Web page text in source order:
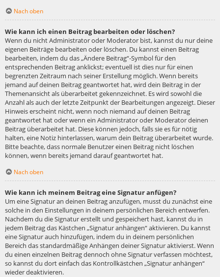
Nach oben
Wie kann ich einen Beitrag bearbeiten oder löschen?
Wenn du nicht Administrator oder Moderator bist, kannst du nur deine
eigenen Beiträge bearbeiten oder löschen. Du kannst einen Beitrag
bearbeiten, indem du das „Ändere Beitrag“-Symbol für den
entsprechenden Beitrag anklickst; eventuell ist dies nur für einen
begrenzten Zeitraum nach seiner Erstellung möglich. Wenn bereits
jemand auf deinen Beitrag geantwortet hat, wird dein Beitrag in der
Themenansicht als überarbeitet gekennzeichnet. Es wird sowohl die
Anzahl als auch der letzte Zeitpunkt der Bearbeitungen angezeigt. Dieser
Hinweis erscheint nicht, wenn noch niemand auf deinen Beitrag
geantwortet hat oder wenn ein Administrator oder Moderator deinen
Beitrag überarbeitet hat. Diese können jedoch, falls sie es für nötig
halten, eine Notiz hinterlassen, warum dein Beitrag überarbeitet wurde.
Bitte beachte, dass normale Benutzer einen Beitrag nicht löschen
können, wenn bereits jemand darauf geantwortet hat.
Nach oben
Wie kann ich meinem Beitrag eine Signatur anfügen?
Um eine Signatur an deinen Beitrag anzufügen, musst du zunächst eine
solche in den Einstellungen in deinem persönlichen Bereich entwerfen.
Nachdem du die Signatur erstellt und gespeichert hast, kannst du in
jedem Beitrag das Kästchen „Signatur anhängen“ aktivieren. Du kannst
eine Signatur auch hinzufügen, indem du in deinem persönlichen
Bereich das standardmäßige Anhängen deiner Signatur aktivierst. Wenn
du einen einzelnen Beitrag dennoch ohne Signatur verfassen möchtest,
so kannst du dort einfach das Kontrollkästchen „Signatur anhängen“
wieder deaktivieren.